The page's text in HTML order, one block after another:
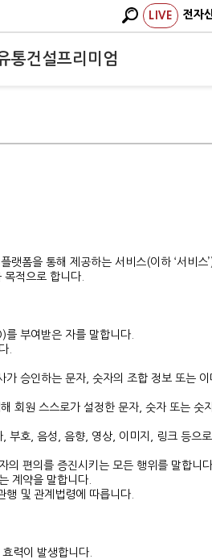
LIVE 전자
통건설프리미엄
폼을 통해 제공하는 서비스(이하 ‘서비스
적으로 합니다.
부여받은 자를 말합니다.
.
승인하는 문자, 숫자의 조합 정보 또는 이
회원 스스로가 설정한 문자, 숫자 또는 숫
부호, 음성, 음향, 영상, 이미지, 링크 등으
편의를 증진시키는 모든 행위를 말합니다.
계약을 말합니다.
및 관계법령에 따릅니다.
력이 발생합니다.